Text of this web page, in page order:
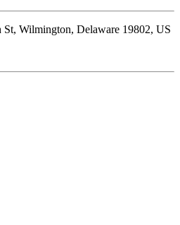
Wilmington, Delaware 19802, US